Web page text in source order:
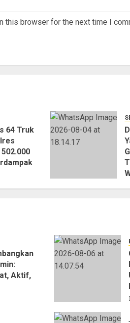
this browser for the next time I
64 Truk
Aktif,